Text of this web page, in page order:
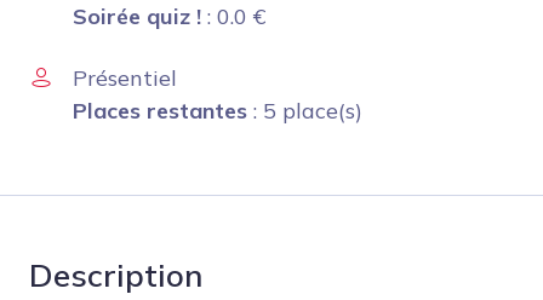
Soirée quiz ! : 0.0 €
Présentiel
Places restantes : 5 place(s)
Description